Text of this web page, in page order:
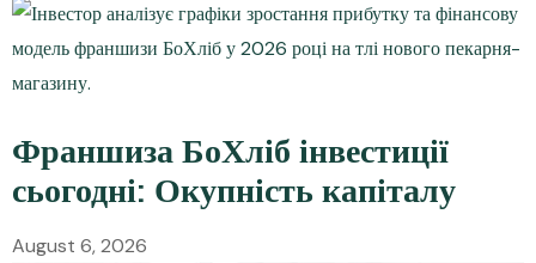
Франшиза БоХліб інвестиції
сьогодні: Окупність капіталу
August 6, 2026